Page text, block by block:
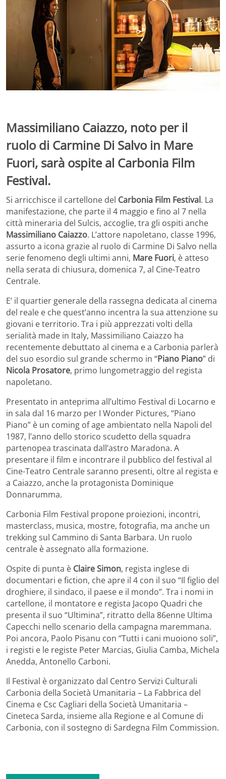
Massimiliano Caiazzo, noto per il
ruolo di Carmine Di Salvo in Mare
Fuori, sarà ospite al Carbonia Film
Festival.
Si arricchisce il cartellone del Carbonia Film Festival. La
manifestazione, che parte il 4 maggio e fino al 7 nella
città mineraria del Sulcis, accoglie, tra gli ospiti anche
Massimiliano Caiazzo. L’attore napoletano, classe 1996,
assurto a icona grazie al ruolo di Carmine Di Salvo nella
serie fenomeno degli ultimi anni, Mare Fuori, è atteso
nella serata di chiusura, domenica 7, al Cine-Teatro
Centrale.
E’ il quartier generale della rassegna dedicata al cinema
del reale e che quest’anno incentra la sua attenzione su
giovani e territorio. Tra i più apprezzati volti della
serialità made in Italy, Massimiliano Caiazzo ha
recentemente debuttato al cinema e a Carbonia parlerà
del suo esordio sul grande schermo in “Piano Piano” di
Nicola Prosatore, primo lungometraggio del regista
napoletano.
Presentato in anteprima all’ultimo Festival di Locarno e
in sala dal 16 marzo per I Wonder Pictures, “Piano
Piano” è un coming of age ambientato nella Napoli del
1987, l’anno dello storico scudetto della squadra
partenopea trascinata dall’astro Maradona. A
presentare il film e incontrare il pubblico del festival al
Cine-Teatro Centrale saranno presenti, oltre al regista e
a Caiazzo, anche la protagonista Dominique
Donnarumma.
Carbonia Film Festival propone proiezioni, incontri,
masterclass, musica, mostre, fotografia, ma anche un
trekking sul Cammino di Santa Barbara. Un ruolo
centrale è assegnato alla formazione.
Ospite di punta è Claire Simon, regista inglese di
documentari e fiction, che apre il 4 con il suo “Il figlio del
droghiere, il sindaco, il paese e il mondo”. Tra i nomi in
cartellone, il montatore e regista Jacopo Quadri che
presenta il suo “Ultimina”, ritratto della 86enne Ultima
Capecchi nello scenario della campagna maremmana.
Poi ancora, Paolo Pisanu con “Tutti i cani muoiono soli”,
i registi e le registe Peter Marcias, Giulia Camba, Michela
Anedda, Antonello Carboni.
Il Festival è organizzato dal Centro Servizi Culturali
Carbonia della Società Umanitaria – La Fabbrica del
Cinema e Csc Cagliari della Società Umanitaria –
Cineteca Sarda, insieme alla Regione e al Comune di
Carbonia, con il sostegno di Sardegna Film Commission.